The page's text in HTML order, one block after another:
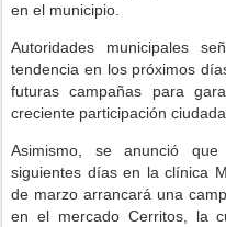
en el municipio.
Autoridades municipales
tendencia en los próximos
futuras campañas para
creciente participación
Asimismo, se anunció
siguientes días en la clínica
de marzo arrancará una
en el mercado Cerritos, la